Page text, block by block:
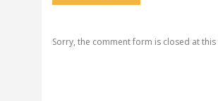
Sorry, the comment form is closed at this